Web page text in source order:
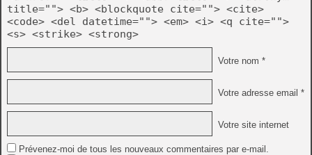
title=""> <b> <blockquote cite=""> <cite>
<code> <del datetime=""> <em> <i> <q cite="">
<s> <strike> <strong>
Votre nom *
Votre adresse email *
Votre site internet
Prévenez-moi de tous les nouveaux commentaires par e-mail.